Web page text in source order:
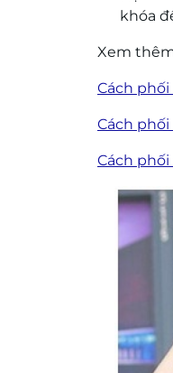
khóa
Xem
Cách
Cách
Cách